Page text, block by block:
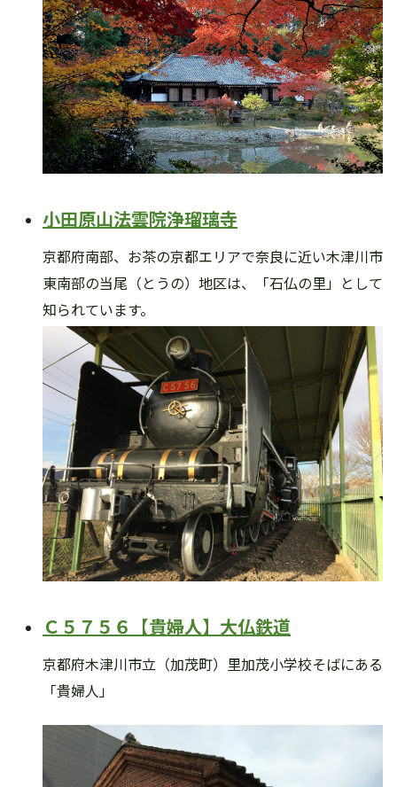
小田原山法雲院浄瑠璃寺
京都府南部、お茶の京都エリアで奈良に近い木津川市
東南部の当尾（とうの）地区は、「石仏の里」として
知られています。
Ｃ５７５６【貴婦人】大仏鉄道
京都府木津川市立（加茂町）里加茂小学校そばにある
「貴婦人」